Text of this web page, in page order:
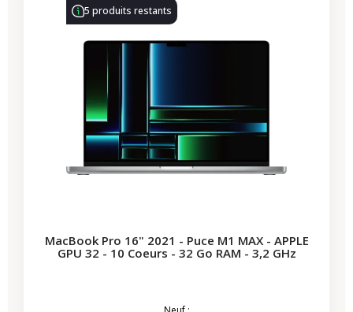
5 produits restants
MacBook Pro 16" 2021 - Puce M1 MAX - APPLE
GPU 32 - 10 Coeurs - 32 Go RAM - 3,2 GHz